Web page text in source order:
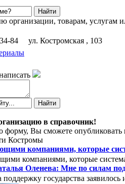
организации, товарам, услугам
84
ул. Костромская , 103
в справочник!
форму, Вы сможете
Костромы
компаниями, которые
компаниями, которые
Оленева: Мне по силам
поддержку государства